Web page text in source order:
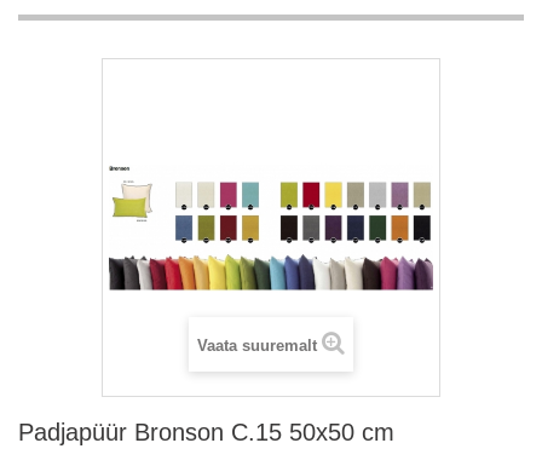
Vaata suuremalt
Padjapüür Bronson C.15 50x50 cm